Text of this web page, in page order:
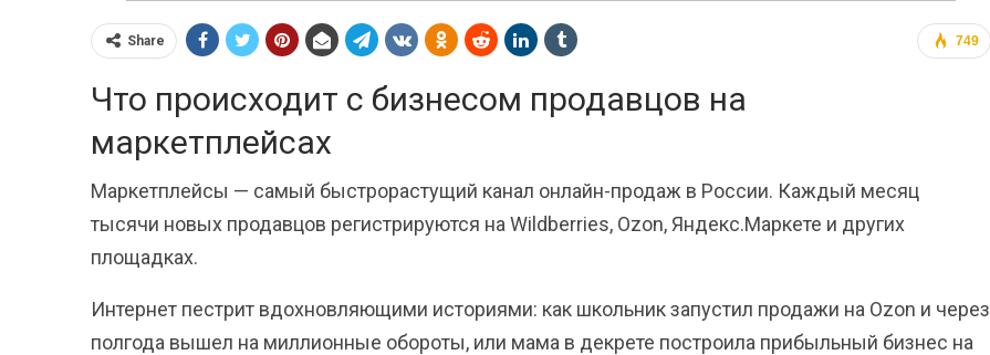
749
Share
Что происходит с бизнесом продавцов на
маркетплейсах
Маркетплейсы — самый быстрорастущий канал онлайн-продаж в России. Каждый месяц
тысячи новых продавцов регистрируются на Wildberries, Ozon, Яндекс.Маркете и других
площадках.
Интернет пестрит вдохновляющими историями: как школьник запустил продажи на Ozon и через
полгода вышел на миллионные обороты, или мама в декрете построила прибыльный бизнес на